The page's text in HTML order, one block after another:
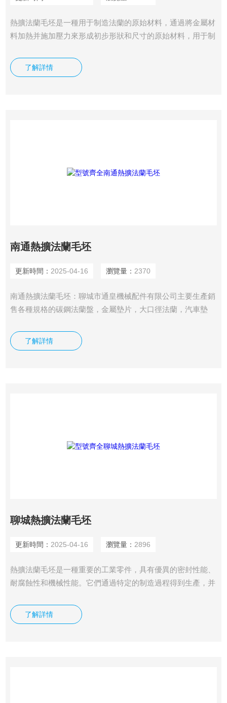
熱擴法蘭毛坯是一種用于制造法蘭的原始材料，通過將金屬材
料加熱并施加壓力來形成初步形狀和尺寸的原始材料，用于制
了解詳情
南通熱擴法蘭毛坯
更新時間： 2025-04-16 瀏覽量： 2370
南通熱擴法蘭毛坯：聊城市通皇機械配件有限公司主要生產銷
售各種規格的碳鋼法蘭盤，金屬墊片，大口徑法蘭，汽車墊
質量優，服務好，交貨快。
了解詳情
聊城熱擴法蘭毛坯
更新時間： 2025-04-16 瀏覽量： 2896
熱擴法蘭毛坯是一種重要的工業零件，具有優異的密封性能、
耐腐蝕性和機械性能。它們通過特定的制造過程得到生產，并
擴法蘭毛坯都發揮著關鍵的作用，確保系統的安全和高效運
行。
了解詳情